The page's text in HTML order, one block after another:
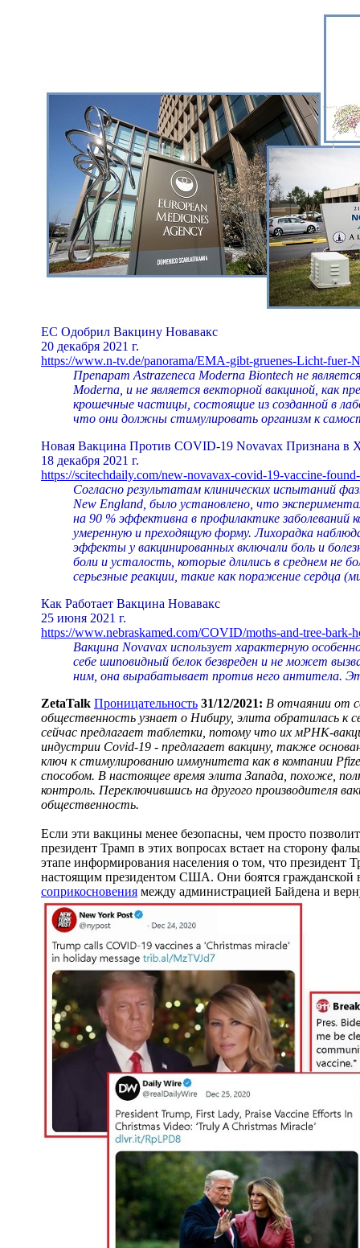
ЕС Одобрил Вакцину Новавакс
20 декабря 2021 г.
https://www.n-tv.de/panorama/EMA-gibt-gruenes-Licht-fuer-
Препарат Astrazeneca Moderna Biontech не
Moderna, и не является векторной вакциной, как
крошечные частицы, состоящие из созданной в
что они должны стимулировать организм к
Новая Вакцина Против COVID-19 Novavax Признана в
18 декабря 2021 г.
https://scitechdaily.com/new-novavax-covid-19-vaccine-
Согласно результатам клинических испытаний
New England, было установлено, что
на 90 % эффективна в профилактике заболеваний
умеренную и преходящую форму. Лихорадка
эффекты у вакцинированных включали боль и
боли и усталость, которые длились в среднем не
серьезные реакции, такие как поражение сердца
Как Работает Вакцина Новавакс
25 июня 2021 г.
https://www.nebraskamed.com/COVID/moths-and-tree-bark-
Вакцина Novavax использует характерную
себе шиповидный белок безвреден и не может
ним, она вырабатывает против него антитела.
ZetaTalk Проницательность 31/12/2021: В отчаянии от
общественность узнает о Нибиру, элита обратилась к
сейчас предлагает таблетки, потому что их мРНК-
индустрии Covid-19 - предлагает вакцину, также
ключ к стимулированию иммунитета как в компании
способом. В настоящее время элита Запада, похоже,
контроль. Переключившись на другого производителя
общественность.
Если эти вакцины менее безопасны, чем просто
президент Трамп в этих вопросах встает на сторону
этапе информирования населения о том, что президент
настоящим президентом США. Они боятся
соприкосновения между администрацией Байдена и